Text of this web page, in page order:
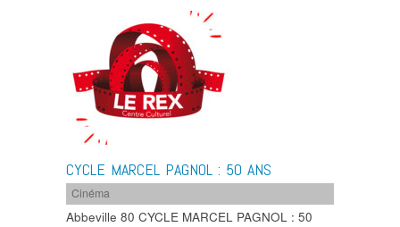
CYCLE MARCEL PAGNOL : 50 ANS
Cinéma
Abbeville 80 CYCLE MARCEL PAGNOL : 50